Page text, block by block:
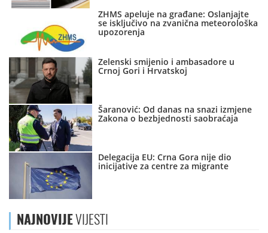
ZHMS apeluje na građane: Oslanjajte
se isključivo na zvanična meteorološka
upozorenja
Zelenski smijenio i ambasadore u
Crnoj Gori i Hrvatskoj
Šaranović: Od danas na snazi izmjene
Zakona o bezbjednosti saobraćaja
Delegacija EU: Crna Gora nije dio
inicijative za centre za migrante
NAJNOVIJEVIJESTI